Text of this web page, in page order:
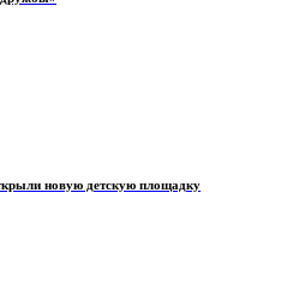
новую детскую площадку